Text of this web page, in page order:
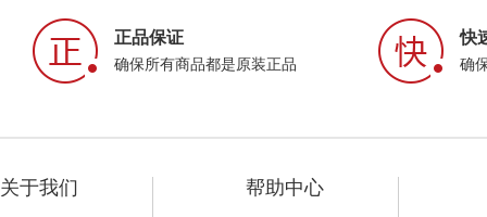
正品保证
确保所有商品都是原装正品
快
确
关于我们 帮助中心